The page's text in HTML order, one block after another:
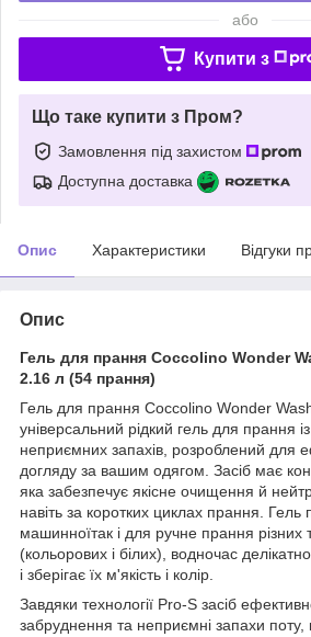
або
Купити з
Що таке купити з Пром?
Замовлення під захистом
Доступна доставка
Опис Характеристики Відгуки
Опис
Гель для прання Coccolino Wonder
2.16 л (54 прання)
Гель для прання Coccolino Wonder
універсальний рідкий гель для прання
неприємних запахів, розроблений для
догляду за вашим одягом. Засіб має
яка забезпечує якісне очищення й
навіть за коротких циклах прання. Гель
машинноїтак і для ручне прання різних
(кольорових і білих), водночас
і зберігає їх м'якість і колір.
Завдяки технології Pro-S засіб
забруднення та неприємні запахи поту,